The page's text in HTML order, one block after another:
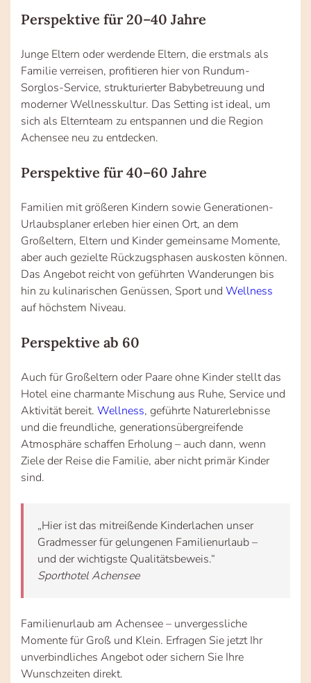
Perspektive für 20–40 Jahre
Junge Eltern oder werdende Eltern, die erstmals als
Familie verreisen, profitieren hier von Rundum-
Sorglos-Service, strukturierter Babybetreuung und
moderner Wellnesskultur. Das Setting ist ideal, um
sich als Elternteam zu entspannen und die Region
Achensee neu zu entdecken.
Perspektive für 40–60 Jahre
Familien mit größeren Kindern sowie Generationen-
Urlaubsplaner erleben hier einen Ort, an dem
Großeltern, Eltern und Kinder gemeinsame Momente,
aber auch gezielte Rückzugsphasen auskosten können.
Das Angebot reicht von geführten Wanderungen bis
hin zu kulinarischen Genüssen, Sport und Wellness
auf höchstem Niveau.
Perspektive ab 60
Auch für Großeltern oder Paare ohne Kinder stellt das
Hotel eine charmante Mischung aus Ruhe, Service und
Aktivität bereit. Wellness, geführte Naturerlebnisse
und die freundliche, generationsübergreifende
Atmosphäre schaffen Erholung – auch dann, wenn
Ziele der Reise die Familie, aber nicht primär Kinder
sind.
„Hier ist das mitreißende Kinderlachen unser
Gradmesser für gelungenen Familienurlaub –
und der wichtigste Qualitätsbeweis.“
Sporthotel Achensee
Familienurlaub am Achensee – unvergessliche
Momente für Groß und Klein. Erfragen Sie jetzt Ihr
unverbindliches Angebot oder sichern Sie Ihre
Wunschzeiten direkt.